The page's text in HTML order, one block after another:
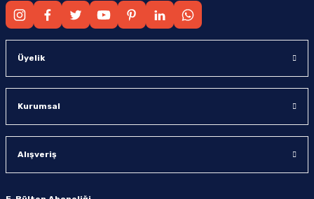
Üyelik
Kurumsal
Alışveriş